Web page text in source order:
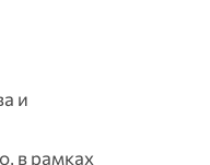
и
в рамках